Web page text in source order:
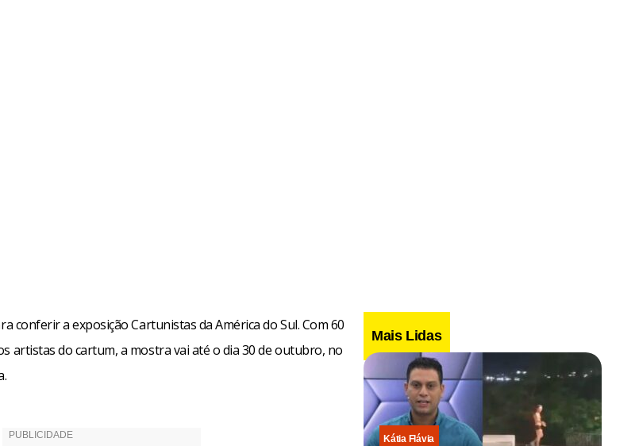
conferir a exposição Cartunistas da América do Sul. Com 60
artistas do cartum, a mostra vai até o dia 30 de outubro, no
Mais Lidas
Kátia Flávia